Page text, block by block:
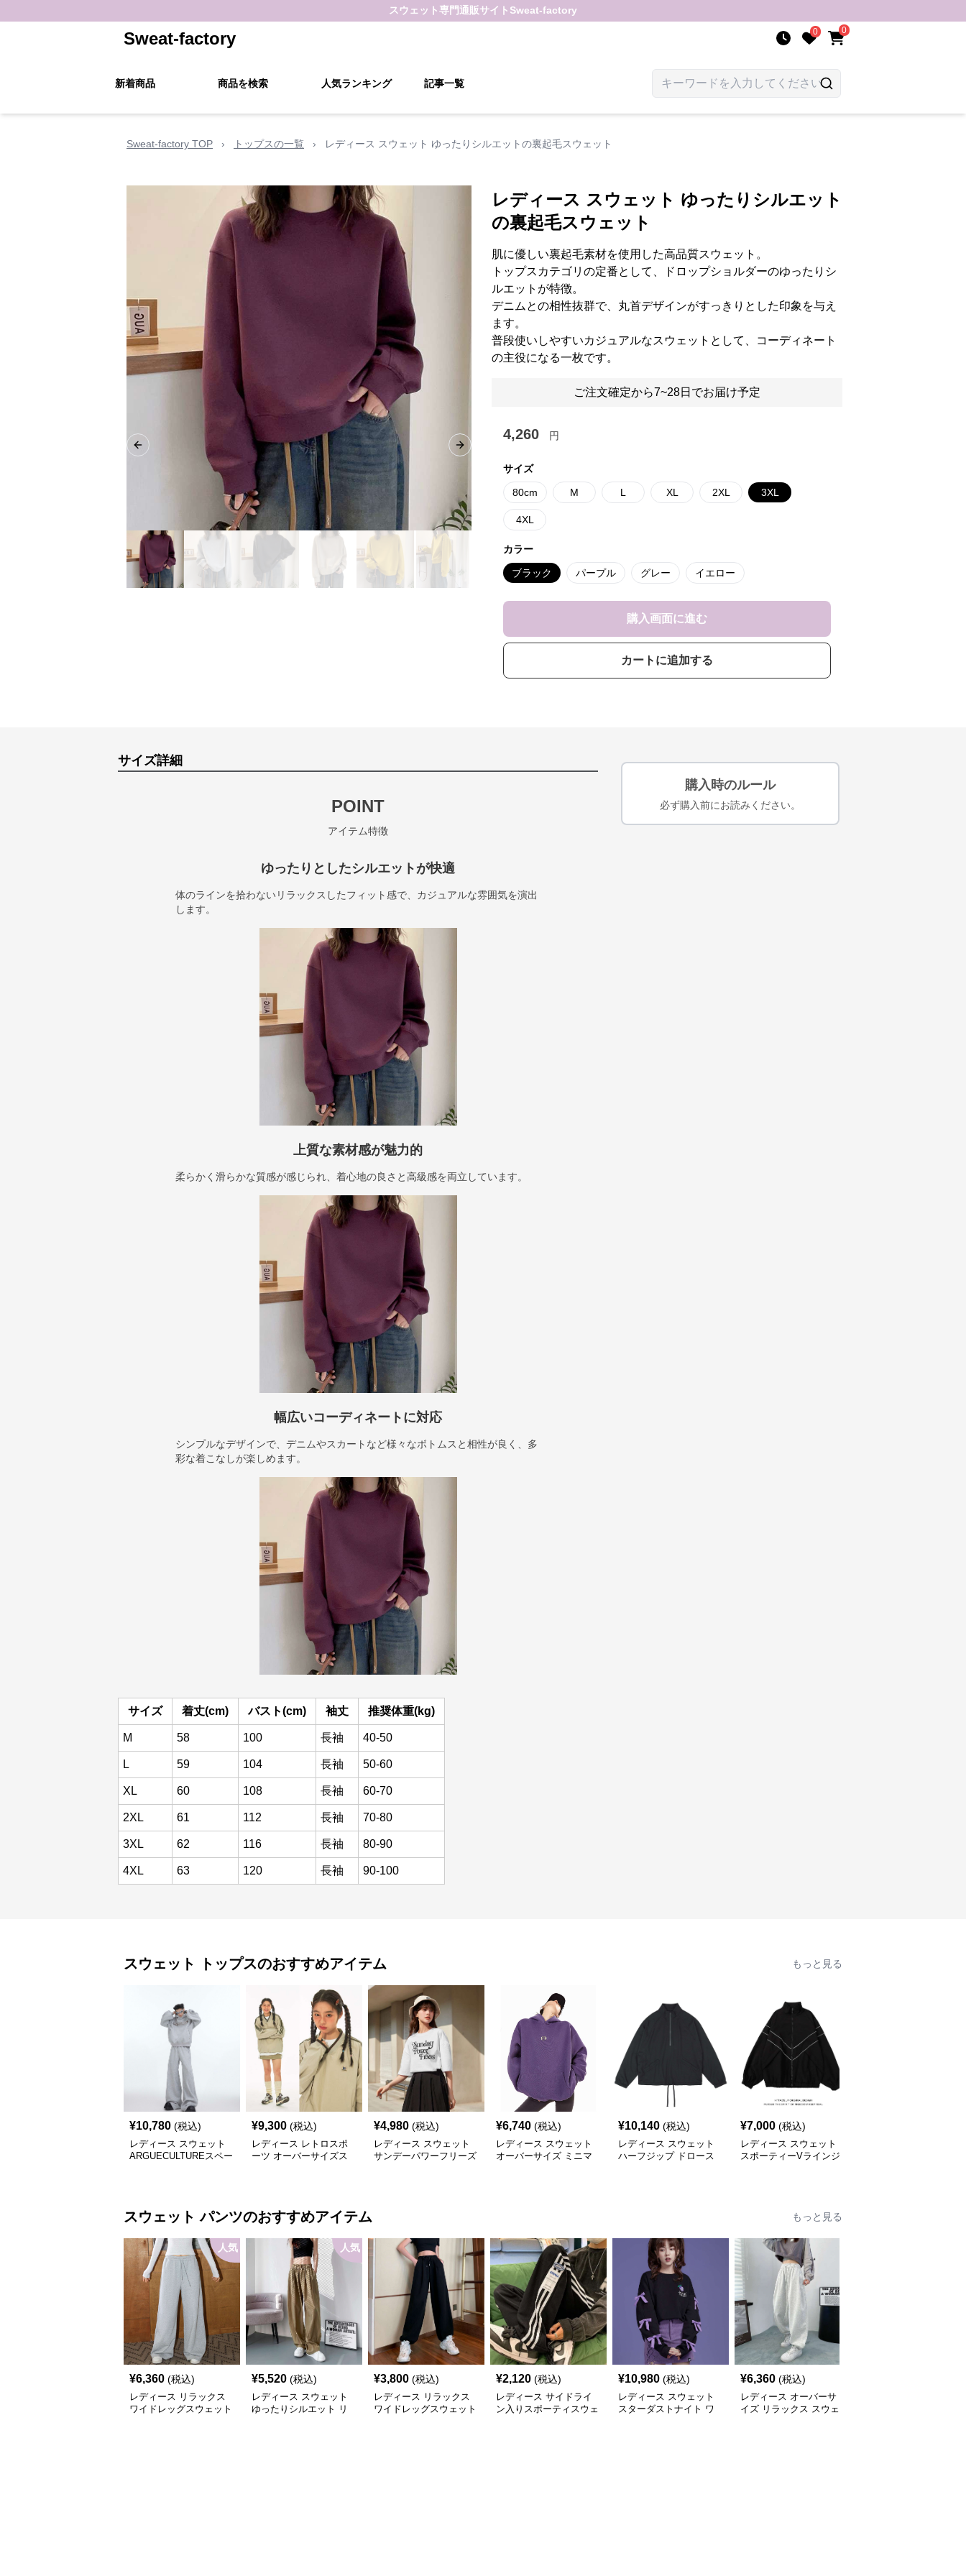
スウェット専門通販サイト Sweat-factory
Sweat-factory 0 0
新着商品 商品を検索 人気ランキング 記事一覧
Sweat-factory TOP › トップスの一覧 › レディース スウェット ゆったりシルエットの裏起毛スウェット
Previous slide Next slide
レディース スウェット ゆったりシルエット
の裏起毛スウェット
肌に優しい裏起毛素材を使用した高品質スウェット。
トップスカテゴリの定番として、ドロップショルダーのゆったりシ
ルエットが特徴。
デニムとの相性抜群で、丸首デザインがすっきりとした印象を与え
ます。
普段使いしやすいカジュアルなスウェットとして、コーディネート
の主役になる一枚です。
ご注文確定から7~28日でお届け予定
4,260 円
サイズ
80cm M L XL 2XL 3XL
4XL
カラー
ブラック パープル グレー イエロー
購入画面に進む
カートに追加する
サイズ詳細
POINT
アイテム特徴
ゆったりとしたシルエットが快適
体のラインを拾わないリラックスしたフィット感で、カジュアルな雰囲気を演出
します。
上質な素材感が魅力的
柔らかく滑らかな質感が感じられ、着心地の良さと高級感を両立しています。
幅広いコーディネートに対応
シンプルなデザインで、デニムやスカートなど様々なボトムスと相性が良く、多
彩な着こなしが楽しめます。
サイズ 着丈(cm) バスト(cm) 袖丈 推奨体重(kg)
M 58 100 長袖 40-50
L 59 104 長袖 50-60
XL 60 108 長袖 60-70
2XL 61 112 長袖 70-80
3XL 62 116 長袖 80-90
4XL 63 120 長袖 90-100
購入時のルール
必ず購入前にお読みください。
スウェット トップスのおすすめアイテム もっと見る
¥10,780 (税込)
レディース スウェット
ARGUECULTUREスペー
¥9,300 (税込)
レディース レトロスポ
ーツ オーバーサイズス
¥4,980 (税込)
レディース スウェット
サンデーパワーフリーズ
¥6,740 (税込)
レディース スウェット
オーバーサイズ ミニマ
¥10,140 (税込)
レディース スウェット
ハーフジップ ドロース
¥7,000 (税込)
レディース スウェット
スポーティーVラインジ
スウェット パンツのおすすめアイテム もっと見る
人気
¥6,360 (税込)
レディース リラックス
ワイドレッグスウェット
人気
¥5,520 (税込)
レディース スウェット
ゆったりシルエット リ
¥3,800 (税込)
レディース リラックス
ワイドレッグスウェット
¥2,120 (税込)
レディース サイドライ
ン入りスポーティスウェ
¥10,980 (税込)
レディース スウェット
スターダストナイト ワ
¥6,360 (税込)
レディース オーバーサ
イズ リラックス スウェ